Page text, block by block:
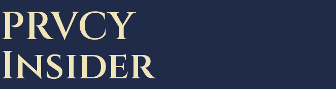
PRVCY
Insider